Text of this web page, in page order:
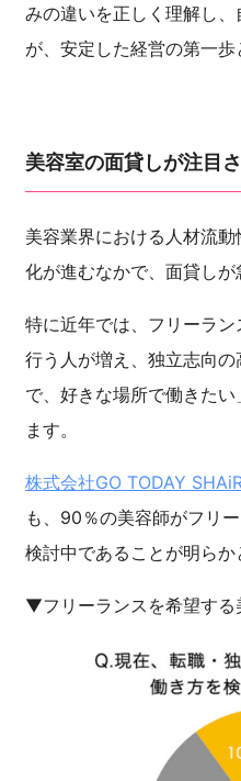
みの違いを正しく理解し
が、安定した経営の第一歩
美容室の面貸しが注目
美容業界における人材流
化が進むなかで、面貸しが
特に近年では、フリーラ
行う人が増え、独立志向
で、好きな場所で働きた
ます。
株式会社GO TODAY
も、90％の美容師がフリ
検討中であることが明らか
▼フリーランスを希望する